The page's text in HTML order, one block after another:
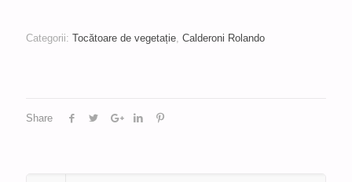
Categorii: Tocătoare de vegetație, Calderoni Rolando
Share